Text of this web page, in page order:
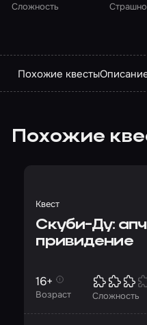
Сложность
Похожие квесты
Похожие
Квест
Скуби-Ду:
привидение
Возраст
16+
Сложность